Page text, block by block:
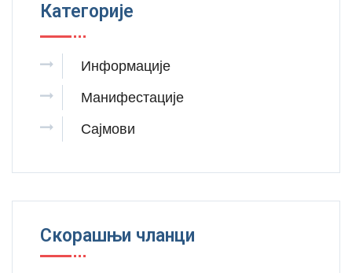
Категорије
Информације
Манифестације
Сајмови
Скорашњи чланци